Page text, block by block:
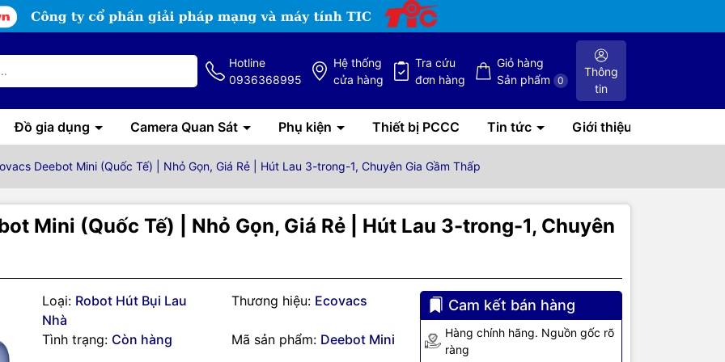
Hotline
0936368995
Hệ thống
cửa hàng
Tra cứu
đơn hàng
Giỏ hàng
Sản phẩm
0
Thông
tin
Đồ gia dụng Camera Quan Sát Phụ kiện Thiết bị PCCC Tin tức Giới thiệu
Deebot Mini (Quốc Tế) | Nhỏ Gọn, Giá Rẻ | Hút Lau 3-trong-1, Chuyên Gia Gầm Thấp
Mini (Quốc Tế) | Nhỏ Gọn, Giá Rẻ | Hút Lau 3-trong-1, Chuyên
Loại: Robot Hút Bụi Lau
Nhà
Thương hiệu: Ecovacs
Tình trạng: Còn hàng Mã sản phẩm: Deebot Mini
Cam kết bán hàng
Hàng chính hãng. Nguồn gốc rõ
ràng